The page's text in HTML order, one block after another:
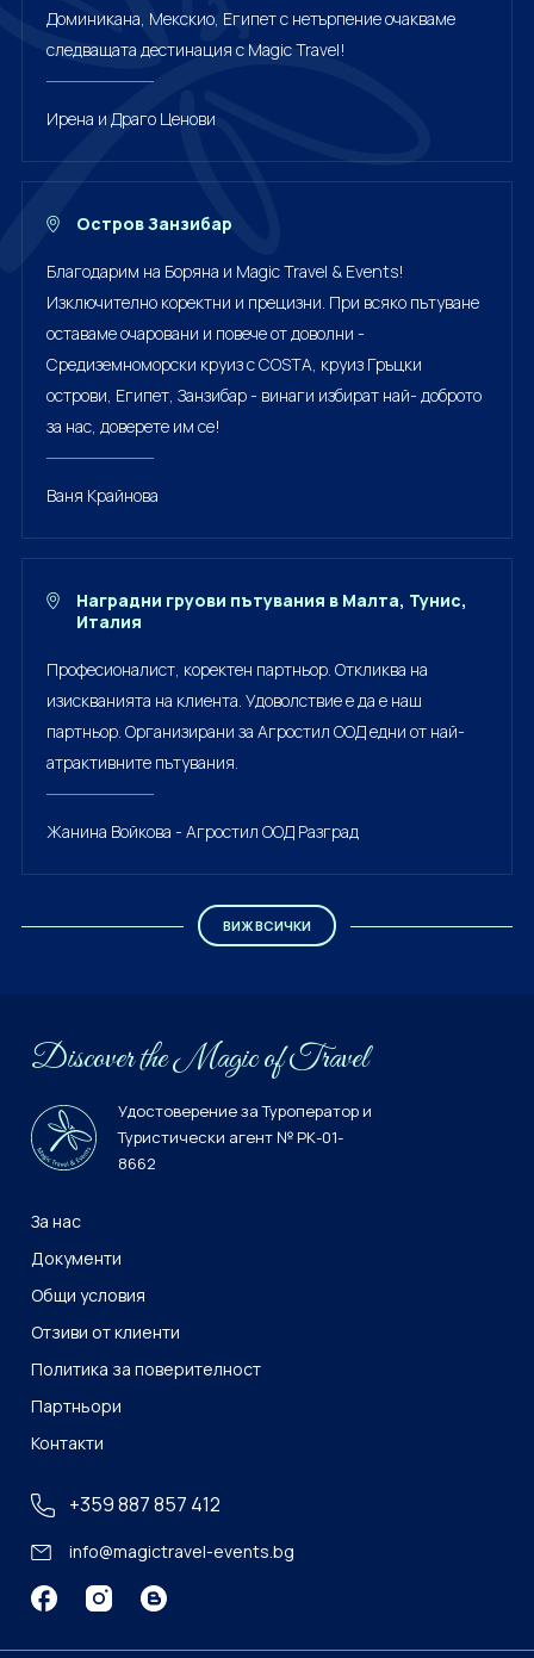
Доминикана, Мекскио, Египет с нетърпение очакваме
следващата дестинация с Magic Travel!
Ирена и Драго Ценови
Остров Занзибар
Благодарим на Боряна и Magic Travel & Events!
Изключително коректни и прецизни. При всяко пътуване
оставаме очаровани и повече от доволни -
Средиземноморски круиз с COSTA, круиз Гръцки
острови, Египет, Занзибар - винаги избират най- доброто
за нас, доверете им се!
Ваня Крайнова
Наградни груови пътувания в Малта, Тунис,
Италия
Професионалист, коректен партньор. Откликва на
изискванията на клиента. Удоволствие е да е наш
партньор. Организирани за Агростил ООД едни от най-
атрактивните пътувания.
Жанина Войкова - Агростил ООД Разград
ВИЖ ВСИЧКИ
Discover the Мagiс of Travel
Удостоверение за Туроператор и
Туристически агент № РК-01-
8662
За нас
Документи
Общи условия
Отзиви от клиенти
Политика за поверителност
Партньори
Контакти
+359 887 857 412
info@magictravel-events.bg